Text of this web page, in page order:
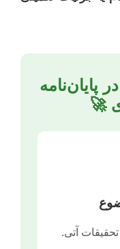
پایان‌نامه
🚀
تحقیقات آتی.